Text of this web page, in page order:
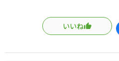
いいね